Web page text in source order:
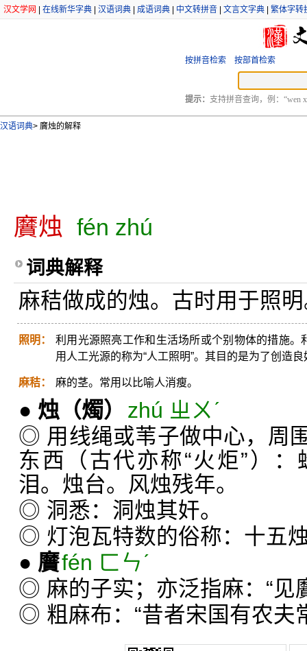
汉文学网 在线新华字典 汉语词典 成语词典 中文转拼音 文言文字典 繁体字转
按拼音检索 按部首检索
提示： 支持拼音查询，例：“wen
汉语词典> 黂烛的解释
黂烛 fén zhú
词典解释
麻秸做成的烛。古时用于照
照明：
利用光源照亮工作和生活场所或个别物体的措施。
用人工光源的称为“人工照明”。其目的是为了创造
麻秸： 麻的茎。常用以比喻人消瘦。
● 烛 （燭）
zhú ㄓㄨˊ
◎ 用线绳或苇子做中心，周
东西（古代亦称“火炬”）
泪。烛台。风烛残年。
◎ 洞悉：洞烛其奸。
◎ 灯泡瓦特数的俗称：十五
● 黂fén ㄈㄣˊ
◎ 麻的子实；亦泛指麻：“见
◎ 粗麻布：“昔者宋国有农夫